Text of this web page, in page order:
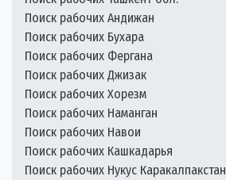
Поиск рабочих Андижан
Поиск рабочих Бухара
Поиск рабочих Фергана
Поиск рабочих Джизак
Поиск рабочих Хорезм
Поиск рабочих Наманган
Поиск рабочих Навои
Поиск рабочих Кашкадарья
Поиск рабочих Нукус Каракалпакстан